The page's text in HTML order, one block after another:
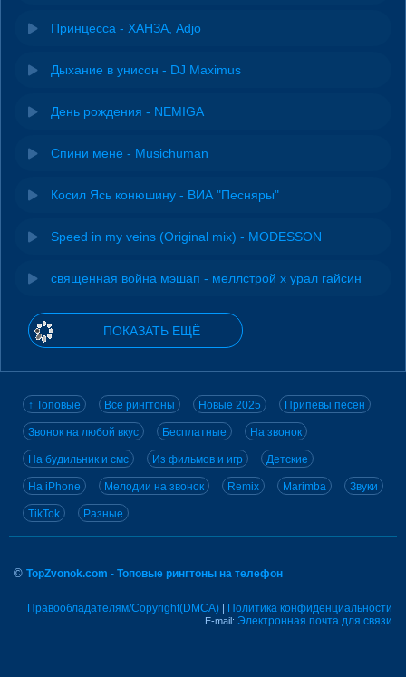
Принцесса - ХАНЗА, Adjo
Дыхание в унисон - DJ Maximus
День рождения - NEMIGA
Спини мене - Musichuman
Косил Ясь конюшину - ВИА "Песняры"
Speed in my veins (Original mix) - MODESSON
священная война мэшап - меллстрой х урал гайсин
ПОКАЗАТЬ ЕЩЁ
↑ Топовые Все рингтоны Новые 2025 Припевы песен
Звонок на любой вкус Бесплатные На звонок
На будильник и смс Из фильмов и игр Детские
На iPhone Мелодии на звонок Remix Marimba Звуки
TikTok Разные
© TopZvonok.com - Топовые рингтоны на телефон
Правообладателям/Copyright(DMCA) | Политика конфиденциальности
E-mail: Электронная почта для связи